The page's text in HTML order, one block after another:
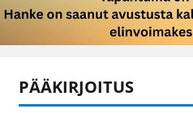
PÄÄKIRJOITUS